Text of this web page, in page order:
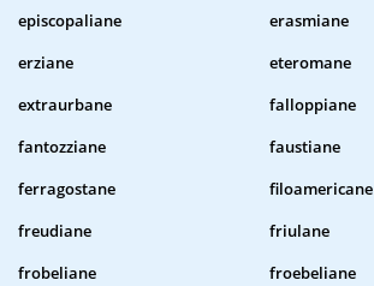
episcopaliane
erasmiane
erziane
eteromane
extraurbane
falloppiane
fantozziane
faustiane
ferragostane
filoamericane
freudiane
friulane
frobeliane
froebeliane